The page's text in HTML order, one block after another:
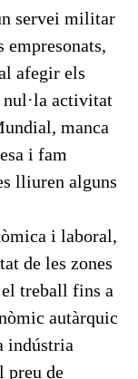
servei militar
empresonats,
afegir els
nul·la activitat
manca
i fam
lliuren alguns
i laboral,
de les zones
treball fins a
autàrquic
indústria
preu de